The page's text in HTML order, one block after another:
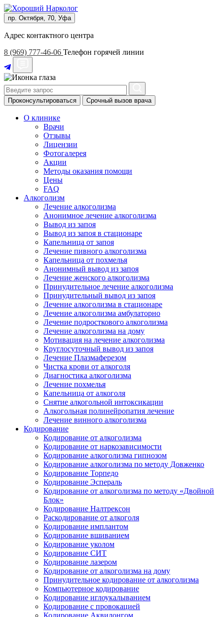
пр. Октября, 70, Уфа
Адрес контактного центра
8 (969) 777-46-06 Телефон горячей линии
Проконсультироваться Срочный вызов врача
О клинике
Врачи
Отзывы
Лицензии
Фотогалерея
Акции
Методы оказания помощи
Цены
FAQ
Алкоголизм
Лечение алкоголизма
Анонимное лечение алкоголизма
Вывод из запоя
Вывод из запоя в стационаре
Капельница от запоя
Лечение пивного алкоголизма
Капельница от похмелья
Анонимный вывод из запоя
Лечение женского алкоголизма
Принудительное лечение алкоголизма
Принудительный вывод из запоя
Лечение алкоголизма в стационаре
Лечение алкоголизма амбулаторно
Лечение подросткового алкоголизма
Лечение алкоголизма на дому
Мотивация на лечение алкоголизма
Круглосуточный вывод из запоя
Лечение Плазмаферезом
Чистка крови от алкоголя
Диагностика алкоголизма
Лечение похмелья
Капельница от алкоголя
Снятие алкогольной интоксикации
Алкогольная полинейропатия лечение
Лечение винного алкоголизма
Кодирование
Кодирование от алкоголизма
Кодирование от наркозависимости
Кодирование алкоголизма гипнозом
Кодирование алкоголизма по методу Довженко
Кодирование Торпедо
Кодирование Эспераль
Кодирование от алкоголизма по методу «Двойной
Блок»
Кодирование Налтрексон
Раскодирование от алкоголя
Кодирование имплантом
Кодирование вшиванием
Кодирование уколом
Кодирование СИТ
Кодирование лазером
Кодирование от алкоголизма на дому
Принудительное кодирование от алкоголизма
Компьютерное кодирование
Кодирование иглоукалыванием
Кодирование с провокацией
Кодирование Аквилонгом